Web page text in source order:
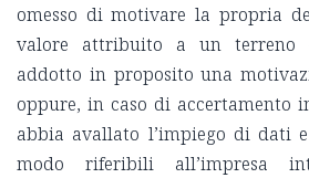
omesso di motivare la propria
valore attribuito a un terreno
addotto in proposito una
oppure, in caso di accertamento
abbia avallato l’impiego di dati
modo riferibili all’impresa